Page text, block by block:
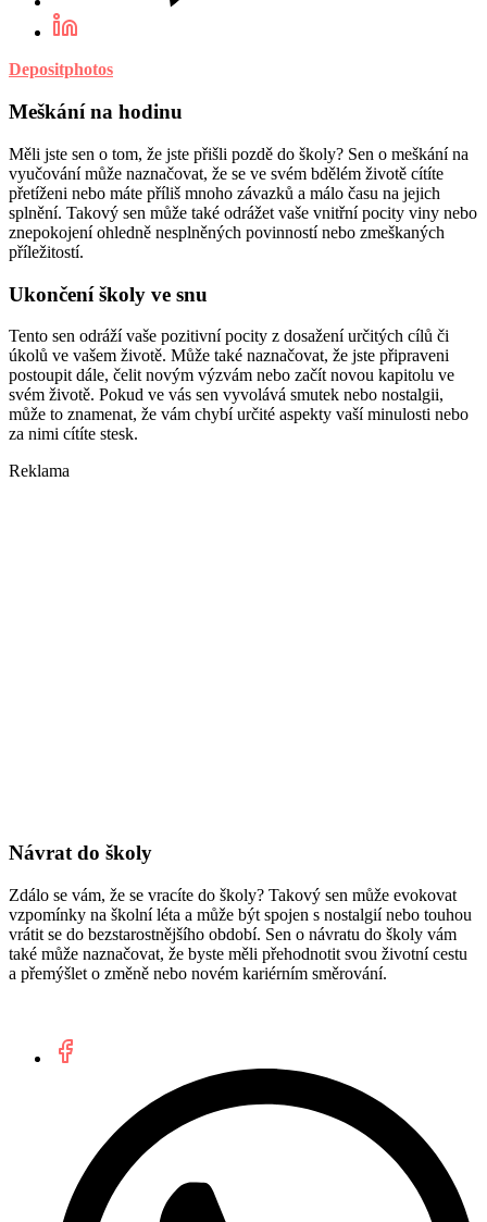
Depositphotos
Meškání na hodinu
Měli jste sen o tom, že jste přišli pozdě do školy? Sen o meškání na
vyučování může naznačovat, že se ve svém bdělém životě cítíte
přetíženi nebo máte příliš mnoho závazků a málo času na jejich
splnění. Takový sen může také odrážet vaše vnitřní pocity viny nebo
znepokojení ohledně nesplněných povinností nebo zmeškaných
příležitostí.
Ukončení školy ve snu
Tento sen odráží vaše pozitivní pocity z dosažení určitých cílů či
úkolů ve vašem životě. Může také naznačovat, že jste připraveni
postoupit dále, čelit novým výzvám nebo začít novou kapitolu ve
svém životě. Pokud ve vás sen vyvolává smutek nebo nostalgii,
může to znamenat, že vám chybí určité aspekty vaší minulosti nebo
za nimi cítíte stesk.
Reklama
Návrat do školy
Zdálo se vám, že se vracíte do školy? Takový sen může evokovat
vzpomínky na školní léta a může být spojen s nostalgií nebo touhou
vrátit se do bezstarostnějšího období. Sen o návratu do školy vám
také může naznačovat, že byste měli přehodnotit svou životní cestu
a přemýšlet o změně nebo novém kariérním směrování.